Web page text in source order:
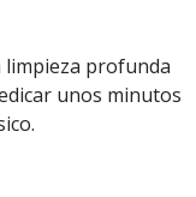
limpieza profunda
unos minutos